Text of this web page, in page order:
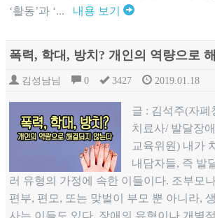
‘활동’과 ‘... 내용 보기
폭력, 학대, 방치? 개인의 역량으로
김성남님 0 3427 2019.01.18
글 : 김석주(자폐
치료사/ 발달장
교육위원) 내가
내담자들, 즉 발
러 유형의 가정에 속한 이들이다. 조부모
편부, 편모, 또는 맞벌이 부모 뿐 아니라,
사는 이들도 있다. 장애의 유형이나 개별